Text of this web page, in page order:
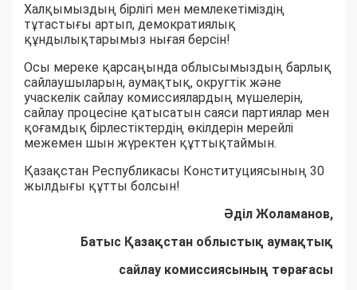
Халқымыздың бірлігі мен мемлекетіміздің
тұтастығы артып, демократиялық
құндылықтарымыз нығая берсін!
Осы мереке қарсаңында облысымыздың барлық
сайлаушыларын, аумақтық, округтік және
учаскелік сайлау комиссиялардың мүшелерін,
сайлау процесіне қатысатын саяси партиялар мен
қоғамдық бірлестіктердің өкілдерін мерейлі
межемен шын жүректен құттықтаймын.
Қазақстан Республикасы Конституциясының 30
жылдығы құтты болсын!
Әділ Жоламанов,
Батыс Қазақстан облыстық аумақтық
сайлау комиссиясының төрағасы